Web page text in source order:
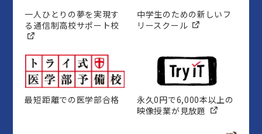
一人ひとりの夢を実現す
る通信制高校サポート校
中学生のための新しいフ
リースクール
最短距離での医学部合格
永久0円で6,000本以上の
映像授業が見放題